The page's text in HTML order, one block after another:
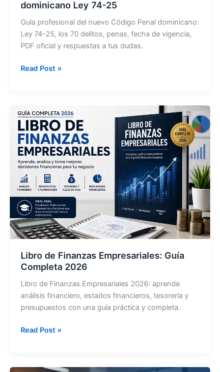
dominicano Ley 74-25
Guía profesional del nuevo Código Penal dominicano:
Ley 74-25, los 70 delitos, penas, fecha de vigencia,
PDF oficial y respuestas a tus dudas.
Guía
Código
Penal
dominicano
Ley
74-
25
Read Post »
Libro de Finanzas Empresariales: Guía
Completa 2026
Libro de Finanzas Empresariales 2026: aprende
análisis financiero, estados financieros, tesorería y
presupuestos con una guía práctica y completa.
Libro
Empresariales:
Read Post »